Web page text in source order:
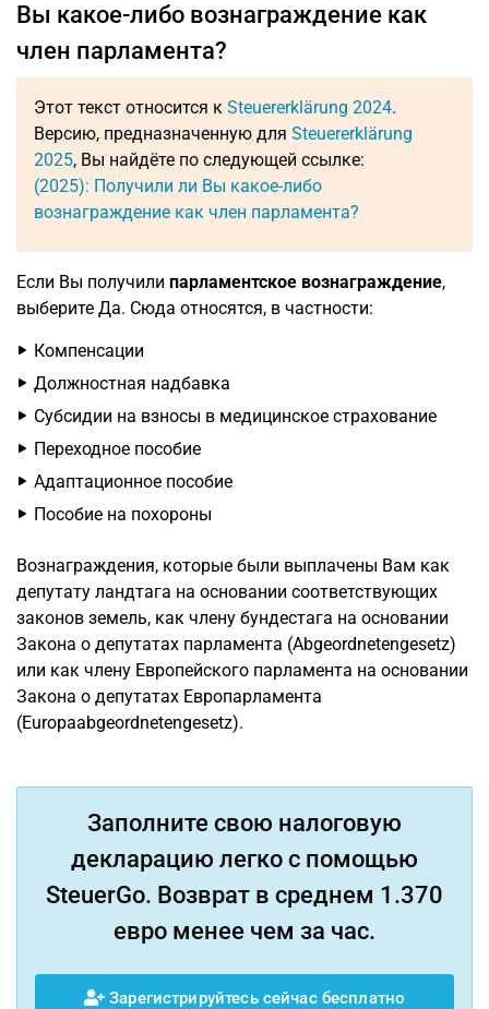
Вы какое-либо вознаграждение как
член парламента?
Этот текст относится к Steuererklärung 2024.
Версию, предназначенную для Steuererklärung
2025, Вы найдёте по следующей ссылке:
(2025): Получили ли Вы какое-либо
вознаграждение как член парламента?
Если Вы получили парламентское вознаграждение,
выберите Да. Сюда относятся, в частности:
Компенсации
Должностная надбавка
Субсидии на взносы в медицинское страхование
Переходное пособие
Адаптационное пособие
Пособие на похороны
Вознаграждения, которые были выплачены Вам как
депутату ландтага на основании соответствующих
законов земель, как члену бундестага на основании
Закона о депутатах парламента (Abgeordnetengesetz)
или как члену Европейского парламента на основании
Закона о депутатах Европарламента
(Europaabgeordnetengesetz).
Заполните свою налоговую
декларацию легко с помощью
SteuerGo. Возврат в среднем 1.370
евро менее чем за час.
Зарегистрируйтесь сейчас бесплатно